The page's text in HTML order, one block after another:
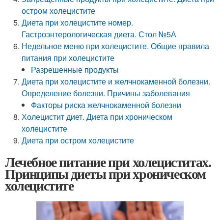
остром холецистите
Диета при холецистите номер.
Гастроэнтерологическая диета. Стол №5А
Недельное меню при холецистите. Общие правила
питания при холецистите
Разрешенные продукты
Диета при холецистите и желчнокаменной болезни.
Определение болезни. Причины заболевания
Факторы риска желчнокаменной болезни
Холецистит диет. Диета при хроническом
холецистите
Диета при остром холецистите
Лечебное питание при холециститах.
Принципы диеты при хроническом
холецистите